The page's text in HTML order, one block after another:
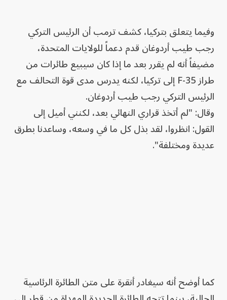
وفيما يتعلق بتركيا، كشف ترمب أن الرئيس التركي
رجب طيب أردوغان قدم دعماً للولايات المتحدة،
مضيفاً أنه لم يقرر بعد ما إذا كان سيبيع طائرات من
طراز F-35 إلى تركيا، لكنه يدرس مدى قوة التحالف مع
الرئيس التركي رجب طيب أردوغان.
وقال: "لم أتخذ ‌قراري النهائي بعد، لكنني أميل ‌إلى
القول: انظروا، لقد بذل كل ما في وسعه، وساعدنا بطرق
عديدة ومختلفة".
كما أوضح أنه سيغادر أنقرة على متن الطائرة الرئاسية